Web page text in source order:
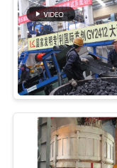
PLAN
DU
SITE
PRIVACY
POLICY